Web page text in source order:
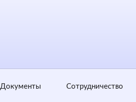
Документы Сотрудничество